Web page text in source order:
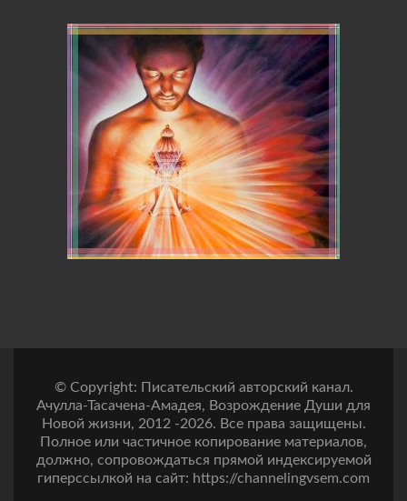
© Copyright: Писательский авторский канал.
Ачулла-Тасачена-Амадея, Возрождение Души для
Новой жизни, 2012 -2026. Все права защищены.
Полное или частичное копирование материалов,
должно, сопровождаться прямой индексируемой
гиперссылкой на сайт: https://channelingvsem.com